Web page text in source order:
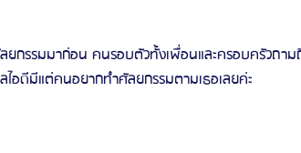
ยกรรมมาก่อน คนรอบตัวทั้งเพื่อนและครอบครัวถาม
อดีมีแต่คนอยากทำศัลยกรรมตามเธอเลยค่ะ